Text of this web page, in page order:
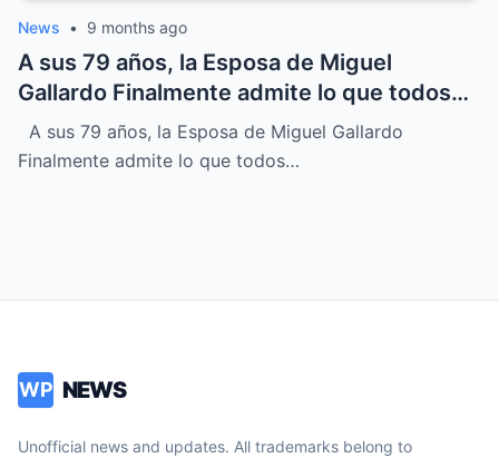
News • 9 months ago
A sus 79 años, la Esposa de Miguel
Gallardo Finalmente admite lo que todos
sospechábamos
A sus 79 años, la Esposa de Miguel Gallardo
Finalmente admite lo que todos…
WP NEWS
Unofficial news and updates. All trademarks belong to